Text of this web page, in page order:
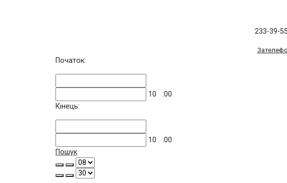
233-39-
Початок:
10
:00
Кінець:
10
:00
Пошук